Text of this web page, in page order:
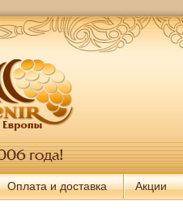
Оплата и доставка Акции